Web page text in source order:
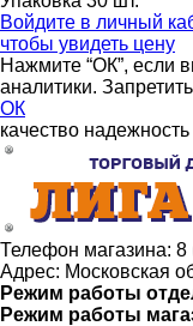
Войдите в личный
чтобы увидеть цену
Нажмите “ОК”, если
аналитики.
ОК
качество надежность
Телефон магазина: 8
Адрес: Московская
Режим работы
Режим работы